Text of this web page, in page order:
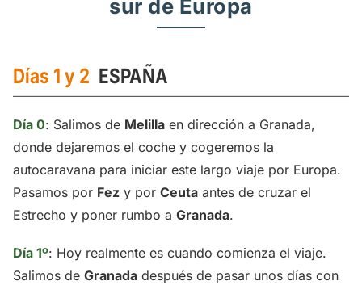
sur de Europa
Días 1 y 2 ESPAÑA
Día 0: Salimos de Melilla en dirección a Granada,
donde dejaremos el coche y cogeremos la
autocaravana para iniciar este largo viaje por Europa.
Pasamos por Fez y por Ceuta antes de cruzar el
Estrecho y poner rumbo a Granada.
Día 1º: Hoy realmente es cuando comienza el viaje.
Salimos de Granada después de pasar unos días con